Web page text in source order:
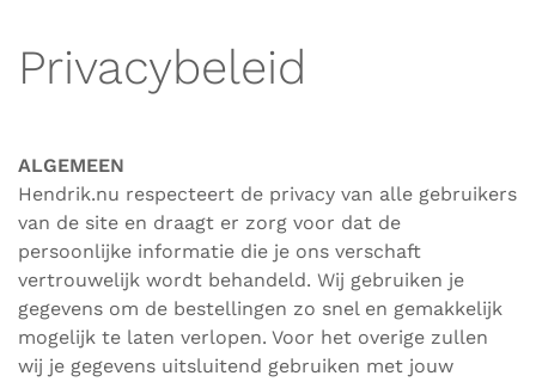
Privacybeleid
ALGEMEEN
Hendrik.nu respecteert de privacy van alle gebruikers
van de site en draagt er zorg voor dat de
persoonlijke informatie die je ons verschaft
vertrouwelijk wordt behandeld. Wij gebruiken je
gegevens om de bestellingen zo snel en gemakkelijk
mogelijk te laten verlopen. Voor het overige zullen
wij je gegevens uitsluitend gebruiken met jouw